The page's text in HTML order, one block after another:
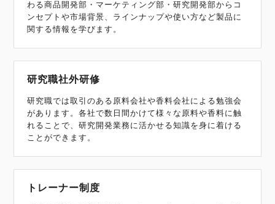
わる商品開発部・マーケティング部・研究開発部からコ
ンセプトや市場背景、ラインナップや使い方など製品に
関する情報を学びます。
研究職社外研修
研究職では取引のある原料会社や香料会社による勉強会
があります。各社で数日間かけて様々な原料や香料に触
れることで、研究開発業務に活かせる知識を身に着ける
ことができます。
トレーナー制度